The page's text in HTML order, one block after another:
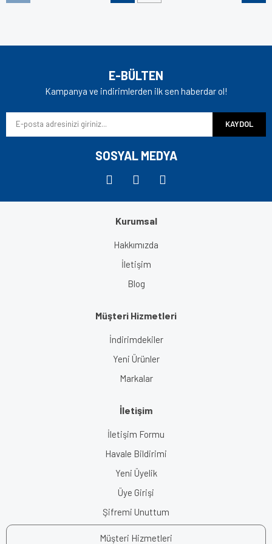
E-BÜLTEN
Kampanya ve indirimlerden ilk sen haberdar ol!
KAYDOL
SOSYAL MEDYA
Kurumsal
Hakkımızda
İletişim
Blog
Müşteri Hizmetleri
İndirimdekiler
Yeni Ürünler
Markalar
İletişim
İletişim Formu
Havale Bildirimi
Yeni Üyelik
Üye Girişi
Şifremi Unuttum
Müşteri Hizmetleri